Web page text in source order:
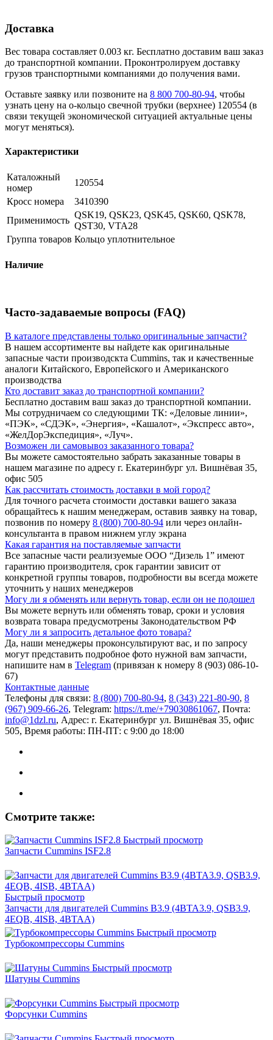
Доставка
Вес товара составляет 0.003 кг. Бесплатно доставим ваш заказ
до транспортной компании. Проконтролируем доставку
грузов транспортными компаниями до получения вами.
Оставьте заявку или позвоните на 8 800 700-80-94, чтобы
узнать цену на о-кольцо свечной трубки (верхнее) 120554 (в
связи текущей экономической ситуацией актуальные цены
могут меняться).
Характеристики
Каталожный
номер
120554
Кросс номера
3410390
Применимость
QSK19, QSK23, QSK45, QSK60, QSK78,
QST30, VTA28
Группа товаров Кольцо уплотнительное
Наличие
Часто-задаваемые вопросы (FAQ)
В каталоге представлены только оригинальные запчасти?
В нашем ассортименте вы найдете как оригинальные
запасные части производскта Cummins, так и качественные
аналоги Китайского, Европейского и Американского
производства
Кто доставит заказ до транспортной компании?
Бесплатно доставим ваш заказ до транспортной компании.
Мы сотрудничаем со следующими ТК: «Деловые линии»,
«ПЭК», «СДЭК», «Энергия», «Кашалот», «Экспресс авто»,
«ЖелДорЭкспедиция», «Луч».
Возможен ли самовывоз заказанного товара?
Вы можете самостоятельно забрать заказанные товары в
нашем магазине по адресу г. Екатеринбург ул. Вишнёвая 35,
офис 505
Как рассчитать стоимость доставки в мой город?
Для точного расчета стоимости доставки вашего заказа
обращайтесь к нашим менеджерам, оставив заявку на товар,
позвонив по номеру 8 (800) 700-80-94 или через онлайн-
консультанта в правом нижнем углу экрана
Какая гарантия на поставляемые запчасти
Все запасные части реализуемые ООО “Дизель 1” имеют
гарантию производителя, срок гарантии зависит от
конкретной группы товаров, подробности вы всегда можете
уточнить у наших менеджеров
Могу ли я обменять или вернуть товар, если он не подошел
Вы можете вернуть или обменять товар, сроки и условия
возврата товара предусмотрены Законодательством РФ
Могу ли я запросить детальное фото товара?
Да, наши менеджеры проконсультируют вас, и по запросу
могут представить подробное фото нужной вам запчасти,
напишите нам в Telegram (привязан к номеру 8 (903) 086-10-
67)
Контактные данные
Телефоны для связи: 8 (800) 700-80-94, 8 (343) 221-80-90, 8
(967) 909-66-26, Telegram: https://t.me/+79030861067, Почта:
info@1dzl.ru, Адрес: г. Екатеринбург ул. Вишнёвая 35, офис
505, Время работы: ПН-ПТ: с 9:00 до 18:00
Смотрите также:
Быстрый просмотр
Запчасти Cummins ISF2.8
Быстрый просмотр
Запчасти для двигателей Cummins B3.9 (4BTA3.9, QSB3.9,
4EQB, 4ISB, 4BTAA)
Быстрый просмотр
Турбокомпрессоры Cummins
Быстрый просмотр
Шатуны Cummins
Быстрый просмотр
Форсунки Cummins